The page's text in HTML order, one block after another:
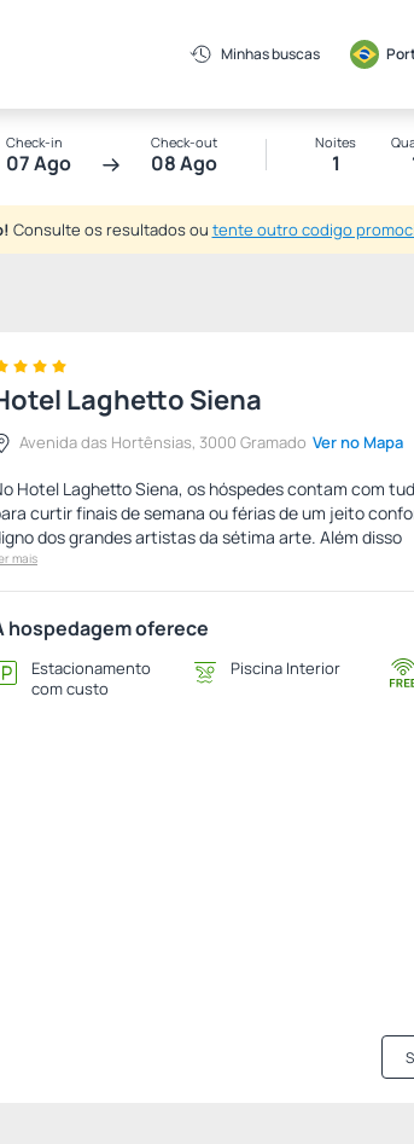
Minhas buscas
Check-in
07 Ago
Check-out
08 Ago
Noites
1
Consulte os resultados ou tente outro codigo
Laghetto Siena
Avenida das Hortênsias, 3000 Gramado Ver no Mapa
Hotel Laghetto Siena, os hóspedes contam com
curtir finais de semana ou férias de um jeito
dos grandes artistas da sétima arte. Além disso
mais
hospedagem oferece
Estacionamento
com custo
Piscina Interior